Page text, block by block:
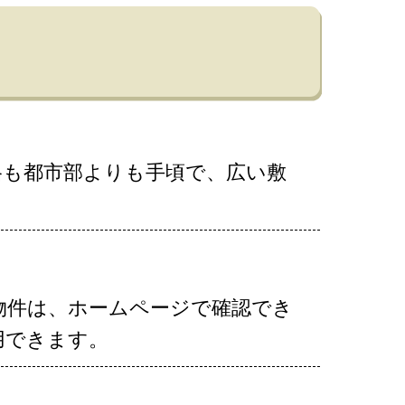
都市部よりも手頃で、広い敷
は、ホームページで確認でき
きます。